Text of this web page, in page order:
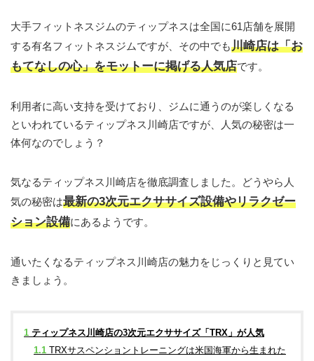
大手フィットネスジムのティップネスは全国に61店舗を展開
する有名フィットネスジムですが、その中でも川崎店は「お
もてなしの心」をモットーに掲げる人気店です。
利用者に高い支持を受けており、ジムに通うのが楽しくなる
といわれているティップネス川崎店ですが、人気の秘密は一
体何なのでしょう？
気なるティップネス川崎店を徹底調査しました。どうやら人
気の秘密は最新の3次元エクササイズ設備やリラクゼー
ション設備にあるようです。
通いたくなるティップネス川崎店の魅力をじっくりと見てい
きましょう。
1 ティップネス川崎店の3次元エクササイズ「TRX」が人気
1.1 TRXサスペンショントレーニングは米国海軍から生まれた